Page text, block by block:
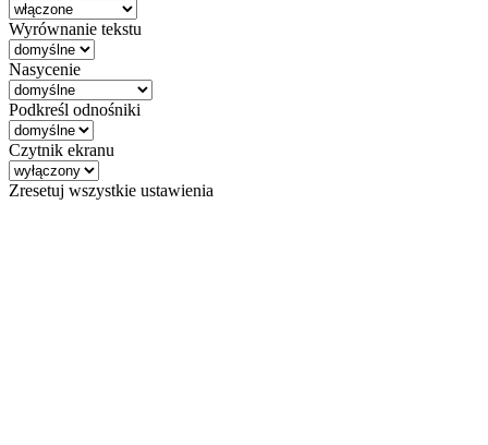
Wyrównanie tekstu
Nasycenie
Podkreśl odnośniki
Czytnik ekranu
Zresetuj wszystkie ustawienia